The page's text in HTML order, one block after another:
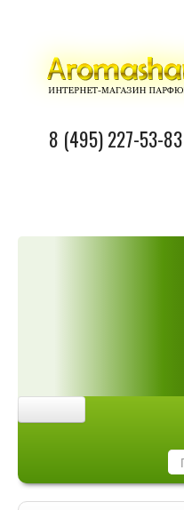
8 (495) 227-53-83